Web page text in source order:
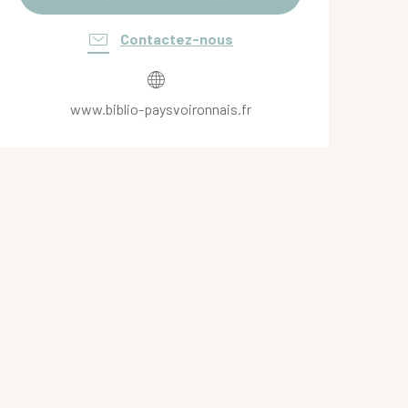
Contactez-nous
www.biblio-paysvoironnais.fr